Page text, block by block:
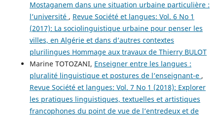
Mostaganem dans une situation urbaine particulière :
l’université , Revue Société et langues: Vol. 6 No 1
(2017): La sociolinguistique urbaine pour penser les
villes, en Algérie et dans d’autres contextes
plurilingues Hommage aux travaux de Thierry BULOT
Marine TOTOZANI, Enseigner entre les langues :
pluralité linguistique et postures de l’enseignant-e ,
Revue Société et langues: Vol. 7 No 1 (2018): Explorer
les pratiques linguistiques, textuelles et artistiques
francophones du point de vue de l’entredeux et de